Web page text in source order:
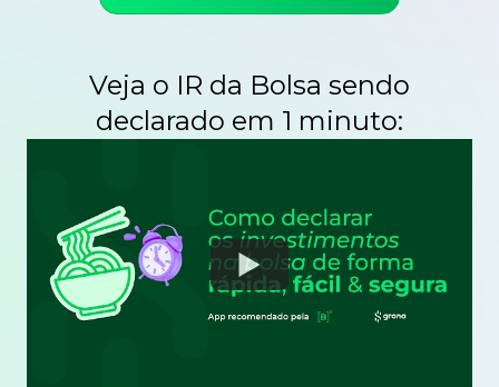
Veja o IR da Bolsa sendo
declarado em 1 minuto:
Watch